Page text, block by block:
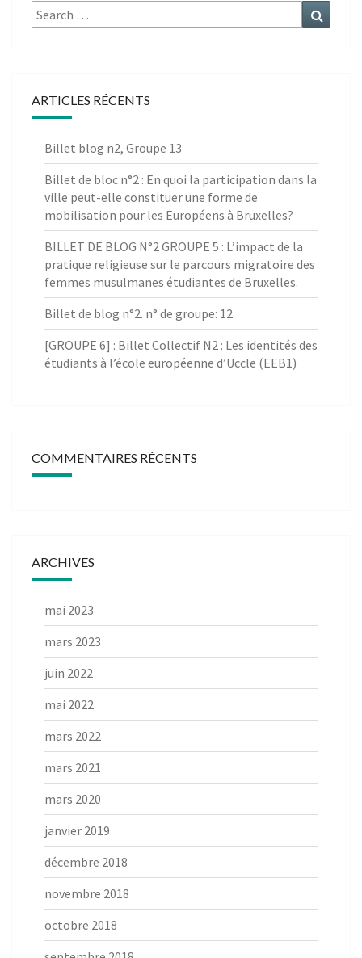
Search
for:
ARTICLES RÉCENTS
Billet blog n2, Groupe 13
Billet de bloc n°2 : En quoi la participation dans la
ville peut-elle constituer une forme de
mobilisation pour les Européens à Bruxelles?
BILLET DE BLOG N°2 GROUPE 5 : L’impact de la
pratique religieuse sur le parcours migratoire des
femmes musulmanes étudiantes de Bruxelles.
Billet de blog n°2. n° de groupe: 12
[GROUPE 6] : Billet Collectif N2 : Les identités des
étudiants à l’école européenne d’Uccle (EEB1)
COMMENTAIRES RÉCENTS
ARCHIVES
mai 2023
mars 2023
juin 2022
mai 2022
mars 2022
mars 2021
mars 2020
janvier 2019
décembre 2018
novembre 2018
octobre 2018